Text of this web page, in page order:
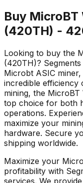
Buy
(420TH) -
Looking to buy the
(420TH)?
Microbt ASIC
incredible efficiency
mining, the
top choice for both
operations.
maximize your
hardware. Secure
shipping worldwide.
Maximize your
profitability with